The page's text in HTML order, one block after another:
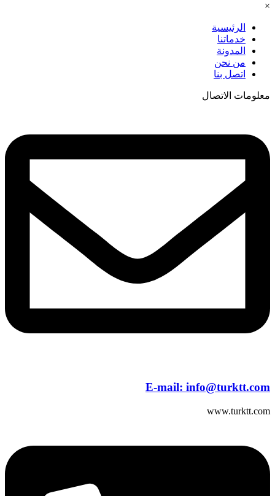
×
الرئيسية
خدماتنا
المدونة
من نحن
اتصل بنا
معلومات الاتصال
E-mail: info@turktt.com
www.turktt.com